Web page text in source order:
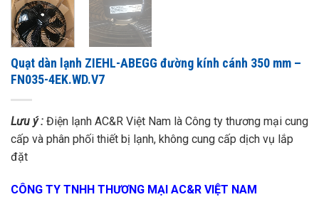
Quạt dàn lạnh ZIEHL-ABEGG đường kính cánh 350 mm –
FN035-4EK.WD.V7
Lưu ý : Điện lạnh AC&R Việt Nam là Công ty thương mại cung
cấp và phân phối thiết bị lạnh, không cung cấp dịch vụ lắp
đặt
CÔNG TY TNHH THƯƠNG MẠI AC&R VIỆT NAM